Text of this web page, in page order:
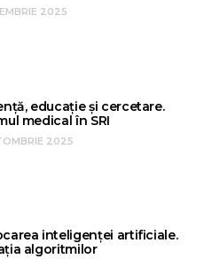
2025
educație și cercetare.
medical în SRI
2025
inteligenței artificiale.
algoritmilor